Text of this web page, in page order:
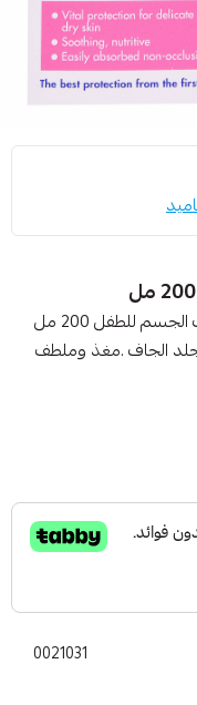
حليب سيباميد للاطفال : بيبي سيباميد حليب الجسم للطفل 200 مل
الجاف .مغذ وملطف
0021031